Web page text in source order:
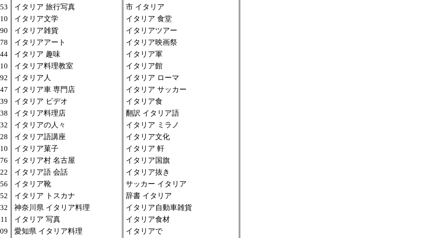
イタリア 旅行写真
イタリア文学
イタリア雑貨
イタリアアート
イタリア 趣味
イタリア料理教室
イタリア人
イタリア車 専門店
イタリア ビデオ
イタリア料理店
イタリアの人々
イタリア語講座
イタリア菓子
イタリア村 名古屋
イタリア語 会話
イタリア靴
イタリア トスカナ
神奈川県 イタリア料理
イタリア 写真
愛知県 イタリア料理
市 イタリア
イタリア 食堂
イタリアツアー
イタリア映画祭
イタリア軍
イタリア館
イタリア ローマ
イタリア サッカー
イタリア食
翻訳 イタリア語
イタリア ミラノ
イタリア文化
イタリア 軒
イタリア国旗
イタリア抜き
サッカー イタリア
辞書 イタリア
イタリア自動車雑貨
イタリア食材
イタリアで